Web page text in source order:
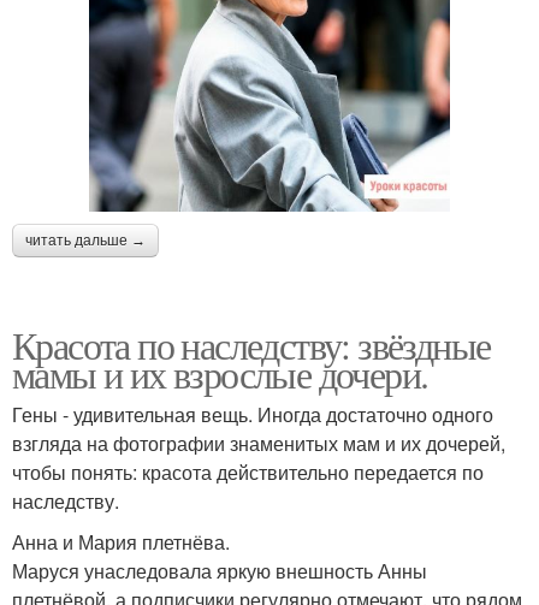
читать дальше →
Красота по наследству: звёздные
мамы и их взрослые дочери.
Гены - удивительная вещь. Иногда достаточно одного
взгляда на фотографии знаменитых мам и их дочерей,
чтобы понять: красота действительно передается по
наследству.
Анна и Мария плетнёва.
Маруся унаследовала яркую внешность Анны
плетнёвой, а подписчики регулярно отмечают, что рядом